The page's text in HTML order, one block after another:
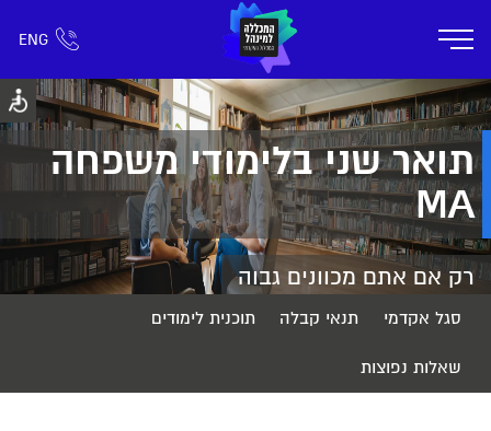
ENG
חפש כל דבר רישום ומידע אזור אישי
אודות תוכניות הלימוד קמפוס דימונה חיי
תואר שני בלימודי משפחה
MA
רק אם אתם מכוונים גבוה
סגל אקדמי תנאי קבלה תוכנית לימודים
שאלות נפוצות